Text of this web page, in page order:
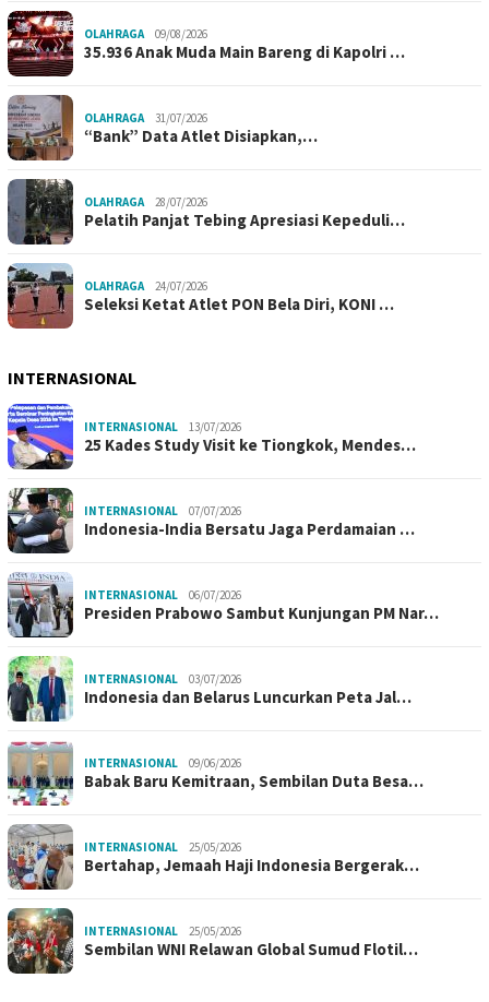
OLAHRAGA 09/08/2026
35.936 Anak Muda Main Bareng di Kapolri …
OLAHRAGA 31/07/2026
“Bank” Data Atlet Disiapkan,…
OLAHRAGA 28/07/2026
Pelatih Panjat Tebing Apresiasi Kepeduli…
OLAHRAGA 24/07/2026
Seleksi Ketat Atlet PON Bela Diri, KONI …
INTERNASIONAL
INTERNASIONAL 13/07/2026
25 Kades Study Visit ke Tiongkok, Mendes…
INTERNASIONAL 07/07/2026
Indonesia-India Bersatu Jaga Perdamaian …
INTERNASIONAL 06/07/2026
Presiden Prabowo Sambut Kunjungan PM Nar…
INTERNASIONAL 03/07/2026
Indonesia dan Belarus Luncurkan Peta Jal…
INTERNASIONAL 09/06/2026
Babak Baru Kemitraan, Sembilan Duta Besa…
INTERNASIONAL 25/05/2026
Bertahap, Jemaah Haji Indonesia Bergerak…
INTERNASIONAL 25/05/2026
Sembilan WNI Relawan Global Sumud Flotil…